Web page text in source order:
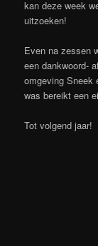
kan deze week
uitzoeken!
Even na zessen
een dankwoord-
omgeving Sneek
was bereikt een
Tot volgend jaar!